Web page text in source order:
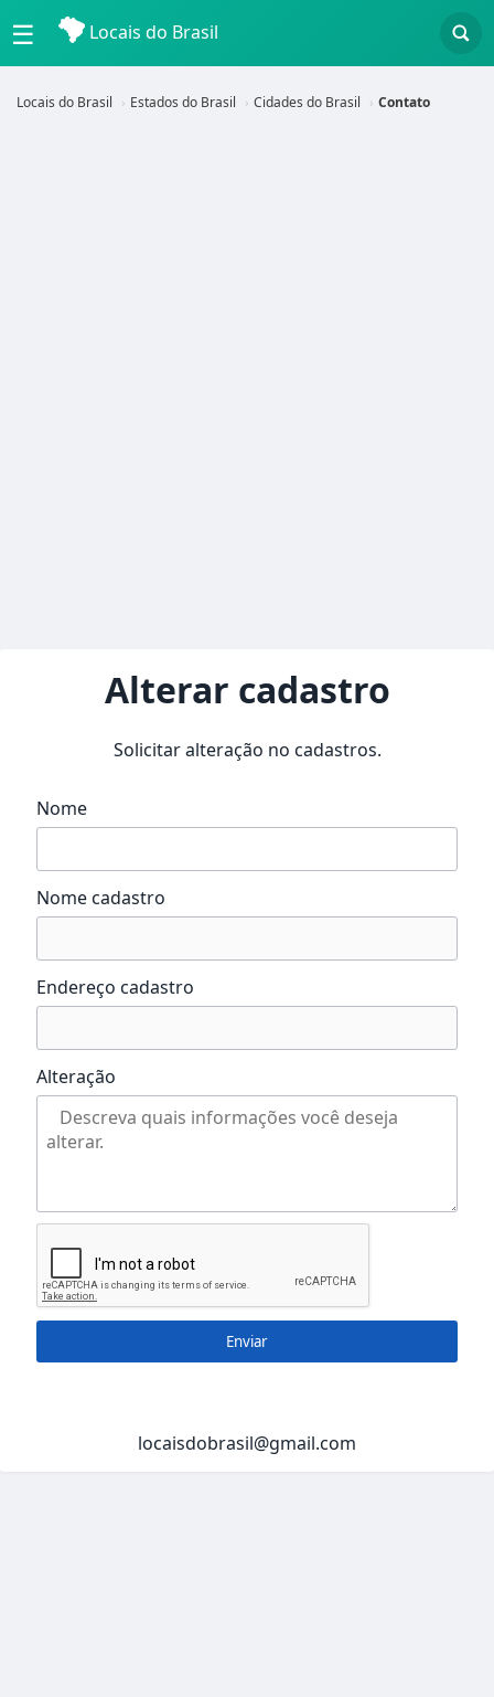
☰ Locais do Brasil
Locais do Brasil Estados do Brasil Cidades do Brasil Contato
Alterar cadastro
Solicitar alteração no cadastros.
Nome
Nome cadastro
Endereço cadastro
Alteração
Enviar
locaisdobrasil@gmail.com